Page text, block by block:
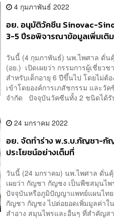
4 กุมภาพันธ์ 2022
อย. อนุมัติวัคซีน Sinovac-
3-5 ปีรอพิจารณาข้อมูลเพิ่มเติม
วันนี้ (4 กุมภาพันธ์) นพ.ไพศาล ดั่น
(อย.) เปิดเผยว่า กรรมการผู้เชี่ย
สำหรับเด็กอายุ 6 ปีขึ้นไป โดยไม่ต้
เข้าโดยองค์การเภสัชกรรม และวั
จำกัด ปัจจุบันวัคซีนทั้ง 2 ชนิดได้รั
24 มกราคม 2022
อย. จัดทำร่าง พ.ร.บ.กัญชา-กั
ประโยชน์อย่างเต็มที่
วันนี้ (24 มกราคม) นพ.ไพศาล ดั่น
เผยว่า กัญชา กัญชง เป็นพืชสมุนไ
ปัจจุบันหรือภูมิปัญญาแพทย์แผนไท
กัญชา กัญชง ไปต่อยอดเพิ่มมูลค่าใ
สำอาง สมุนไพรและอื่นๆ ที่สำคัญส